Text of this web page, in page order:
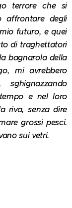
terrore che si
affrontare degli
futuro, e quei
di traghettatori
bagnarola della
mi avrebbero
e nel loro
riva, senza dire
grossi pesci.
sui vetri.